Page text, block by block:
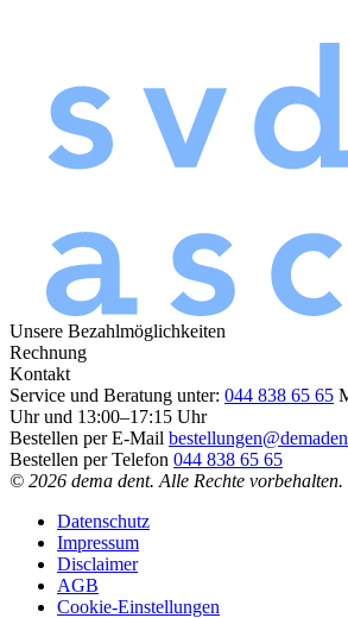
Unsere Bezahlmöglichkeiten
Rechnung
Kontakt
Service und Beratung unter: 044 838 65 65
Uhr und 13:00–17:15 Uhr
Bestellen per E-Mail
Bestellen per Telefon 044 838 65 65
© 2026 dema dent. Alle Rechte vorbehalten.
Datenschutz
Impressum
Disclaimer
AGB
Cookie-Einstellungen